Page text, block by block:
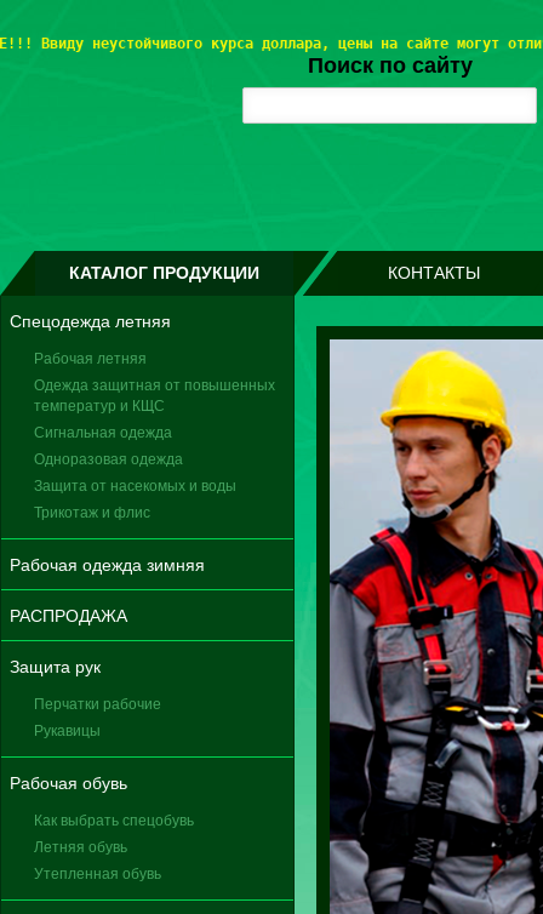
Поиск по сайту
Ввиду неустойчивого курса доллара, цены на сайте могут
КАТАЛОГ ПРОДУКЦИИ КОНТАКТЫ
Спецодежда летняя
Рабочая летняя
Одежда защитная от повышенных
температур и КЩС
Сигнальная одежда
Одноразовая одежда
Защита от насекомых и воды
Трикотаж и флис
Рабочая одежда зимняя
РАСПРОДАЖА
Защита рук
Перчатки рабочие
Рукавицы
Рабочая обувь
Как выбрать спецобувь
Летняя обувь
Утепленная обувь